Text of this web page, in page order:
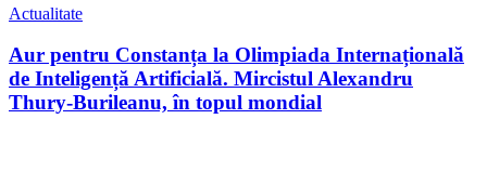
Actualitate
Aur pentru Constanța la Olimpiada Internațională
de Inteligență Artificială. Mircistul Alexandru
Thury-Burileanu, în topul mondial